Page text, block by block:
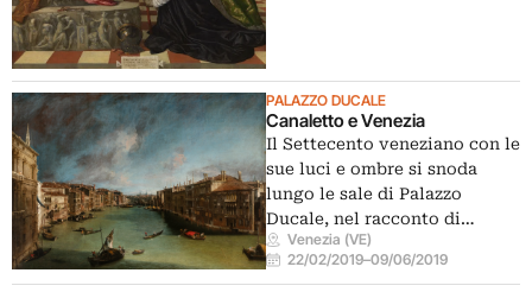
PALAZZO DUCALE
Canaletto e Venezia
Il Settecento veneziano con le
sue luci e ombre si snoda
lungo le sale di Palazzo
Ducale, nel racconto di…
Venezia (VE)
22/02/2019–09/06/2019